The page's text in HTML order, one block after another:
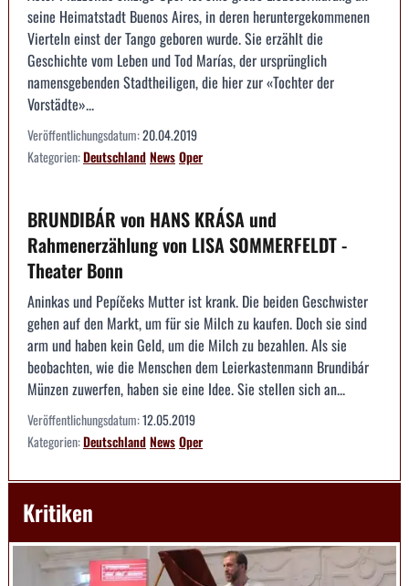
seine Heimatstadt Buenos Aires, in deren heruntergekommenen
Vierteln einst der Tango geboren wurde. Sie erzählt die
Geschichte vom Leben und Tod Marías, der ursprünglich
namensgebenden Stadtheiligen, die hier zur «Tochter der
Vorstädte»...
Veröffentlichungsdatum:20.04.2019
Kategorien:DeutschlandNewsOper
BRUNDIBÁR von HANS KRÁSA und
Rahmenerzählung von LISA SOMMERFELDT -
Theater Bonn
Aninkas und Pepíčeks Mutter ist krank. Die beiden Geschwister
gehen auf den Markt, um für sie Milch zu kaufen. Doch sie sind
arm und haben kein Geld, um die Milch zu bezahlen. Als sie
beobachten, wie die Menschen dem Leierkastenmann Brundibár
Münzen zuwerfen, haben sie eine Idee. Sie stellen sich an...
Veröffentlichungsdatum:12.05.2019
Kategorien:DeutschlandNewsOper
Kritiken